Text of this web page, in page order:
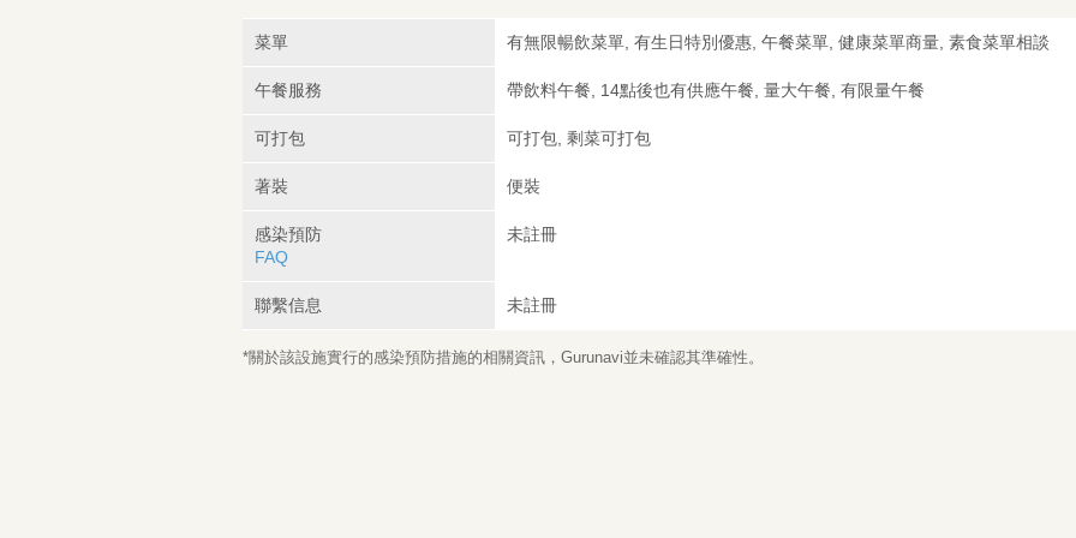
菜單 有無限暢飲菜單, 有生日特別優惠, 午餐菜單, 健康菜單商量, 素食菜單相談
午餐服務 帶飲料午餐, 14點後也有供應午餐, 量大午餐, 有限量午餐
可打包 可打包, 剩菜可打包
著裝 便裝
感染預防
FAQ
未註冊
聯繫信息 未註冊
*關於該設施實行的感染預防措施的相關資訊，Gurunavi並未確認其準確性。